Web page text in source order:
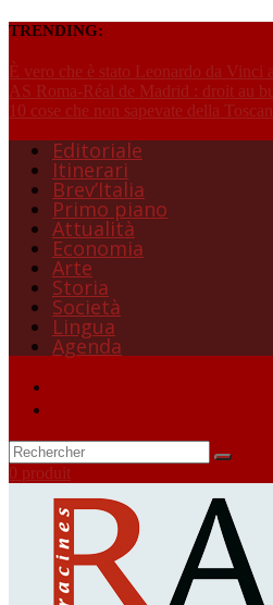
TRENDING:
È vero che è stato Leonardo da Vinci
AS Roma-Réal de Madrid : droit au
10 cose che non sapevate della
Editoriale
Itinerari
Brev’Italia
Primo piano
Attualità
Economia
Arte
Storia
Società
Lingua
Agenda
0 produit